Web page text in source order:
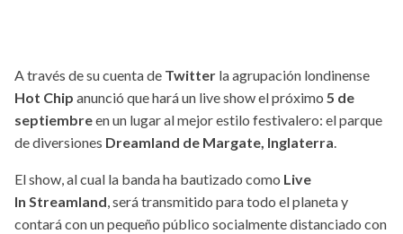
A través de su cuenta de Twitter la agrupación londinense
Hot Chip anunció que hará un live show el próximo 5 de
septiembreen un lugar al mejor estilo festivalero: el parque
de diversiones Dreamland de Margate, Inglaterra.
El show, al cual la banda ha bautizado como Live
In Streamland, será transmitido para todo el planeta y
contará con un pequeño público socialmente distanciado con